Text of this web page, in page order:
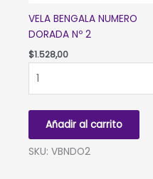
VELA BENGALA NUMERO
DORADA Nº 2
$1.528,00
BENGALA
2
Añadir al carrito
SKU: VBNDO2